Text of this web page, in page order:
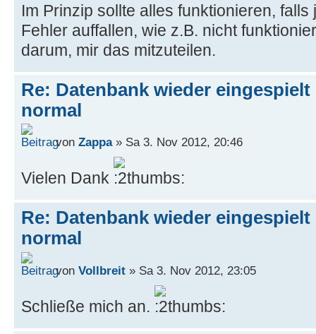
Im Prinzip sollte alles funktionieren,
Fehler auffallen, wie z.B. nicht
darum, mir das mitzuteilen.
Re: Datenbank wieder
normal
von Zappa» Sa 3. Nov 2012, 20:46
Vielen Dank
Re: Datenbank wieder
normal
von Vollbreit » Sa 3. Nov 2012, 23:05
Schließe mich an.